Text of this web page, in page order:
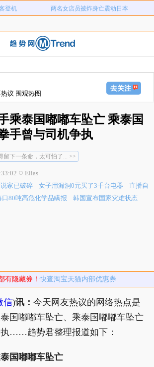
家已破碎 女子用漏洞0元买了3千台电器
员工用代码17小时删光公司89TB数据
登机
议 围观热图
去关注
乘泰国嘟嘟车坠亡 乘泰国
手曾与司机争执
留下一条命，太可怕了... >>
重太悲凉了... >>
留下一条命，太可怕了... >>
需要胆量和运气... >>
Elias
家已破碎
女子用漏洞0元买了3千台电器
直播自
口80吨高危化学品瞒报 韩国宣布国家灾难状态
有隐藏券！快查淘宝天猫内部优惠券
信)讯：今天网友热议的网络热点是
国嘟嘟车坠亡、乘泰国嘟嘟车坠亡
……趋势君整理报道如下：
国嘟嘟车坠亡